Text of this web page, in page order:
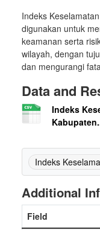
Indeks
digunakan untuk
keamanan serta
wilayah, dengan
dan mengurangi
Data and
Indeks
Indeks
Additional
Field